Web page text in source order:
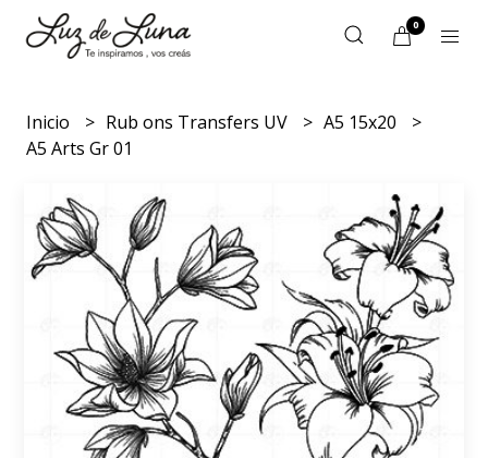
0
Inicio Rub ons Transfers UV
A5 15x20
A5 Arts Gr 01